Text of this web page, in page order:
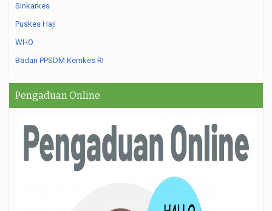
Sinkarkes
Puskes Haji
WHO
Badan PPSDM Kemkes RI
Pengaduan Online